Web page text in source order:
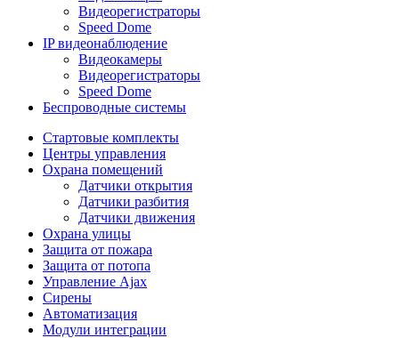
Видеорегистраторы
Speed Dome
IP видеонаблюдение
Видеокамеры
Видеорегистраторы
Speed Dome
Беспроводные системы
Стартовые комплекты
Центры управления
Охрана помещений
Датчики открытия
Датчики разбития
Датчики движения
Охрана улицы
Защита от пожара
Защита от потопа
Управление Ajax
Сирены
Автоматизация
Модули интеграции